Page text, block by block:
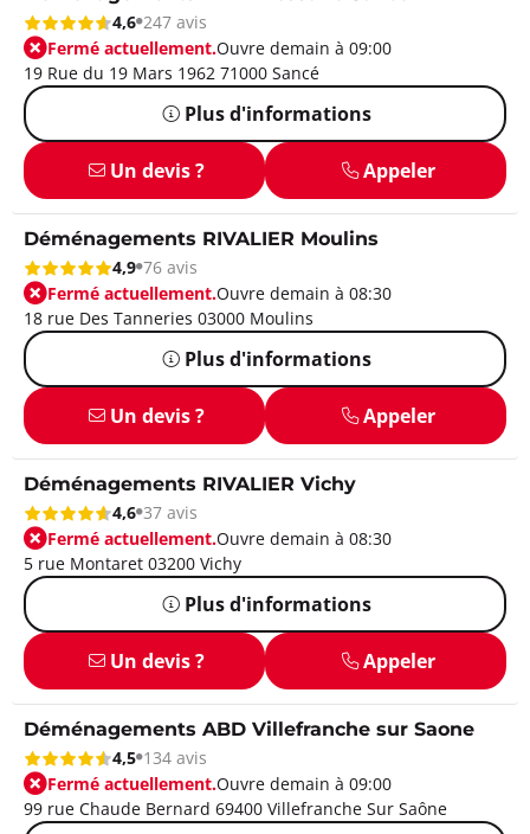
4,6 247 avis
Fermé actuellement.Ouvre demain à 09:00
19 Rue du 19 Mars 1962 71000 Sancé
Plus d'informations
Un devis ? Appeler
Déménagements RIVALIER Moulins
4,9 76 avis
Fermé actuellement.Ouvre demain à 08:30
18 rue Des Tanneries 03000 Moulins
Plus d'informations
Un devis ? Appeler
Déménagements RIVALIER Vichy
4,6 37 avis
Fermé actuellement.Ouvre demain à 08:30
5 rue Montaret 03200 Vichy
Plus d'informations
Un devis ? Appeler
Déménagements ABD Villefranche sur Saone
4,5 134 avis
Fermé actuellement.Ouvre demain à 09:00
99 rue Chaude Bernard 69400 Villefranche Sur Saône